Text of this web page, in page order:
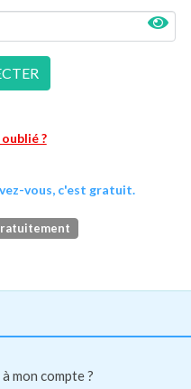
?
vous, c'est gratuit.
mon compte ?